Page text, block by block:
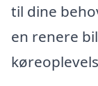
til dine
en renere